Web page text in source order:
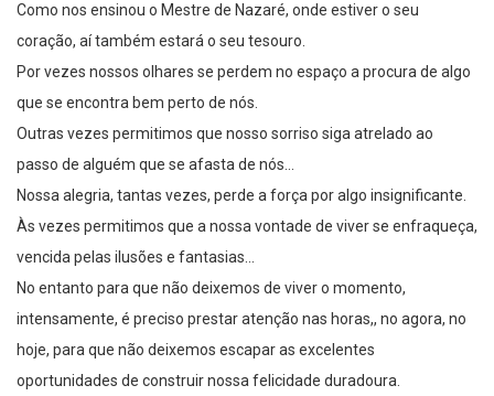
Como nos ensinou o Mestre de Nazaré, onde estiver o seu
coração, aí também estará o seu tesouro.
Por vezes nossos olhares se perdem no espaço a procura de algo
que se encontra bem perto de nós.
Outras vezes permitimos que nosso sorriso siga atrelado ao
passo de alguém que se afasta de nós…
Nossa alegria, tantas vezes, perde a força por algo insignificante.
Às vezes permitimos que a nossa vontade de viver se enfraqueça,
vencida pelas ilusões e fantasias…
No entanto para que não deixemos de viver o momento,
intensamente, é preciso prestar atenção nas horas,, no agora, no
hoje, para que não deixemos escapar as excelentes
oportunidades de construir nossa felicidade duradoura.